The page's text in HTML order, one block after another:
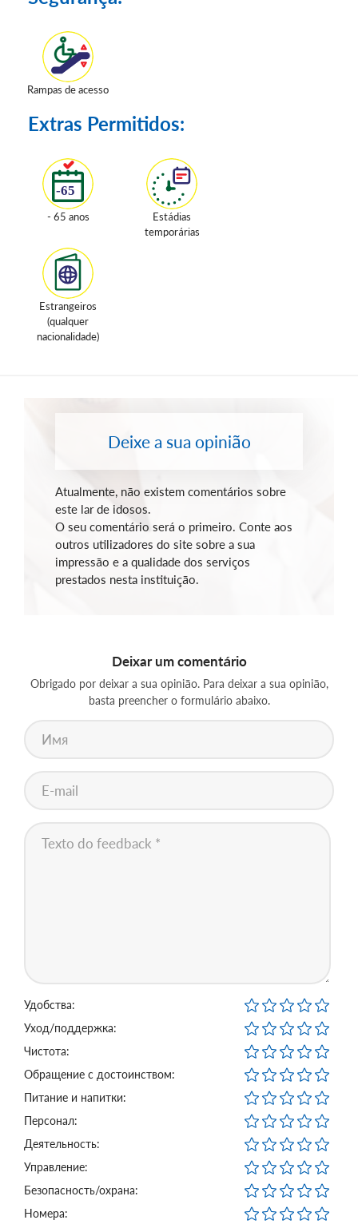
Rampas de acesso
Extras Permitidos:
- 65 anos
Estádias
temporárias
Estrangeiros
(qualquer
nacionalidade)
Deixe a sua opinião
Atualmente, não existem comentários sobre
este lar de idosos.
O seu comentário será o primeiro. Conte aos
outros utilizadores do site sobre a sua
impressão e a qualidade dos serviços
prestados nesta instituição.
Deixar um comentário
Obrigado por deixar a sua opinião. Para deixar a sua opinião,
basta preencher o formulário abaixo.
Удобства:
Уход/поддержка:
Чистота:
Обращение с достоинством:
Питание и напитки:
Персонал:
Деятельность:
Управление:
Безопасность/охрана:
Номера: